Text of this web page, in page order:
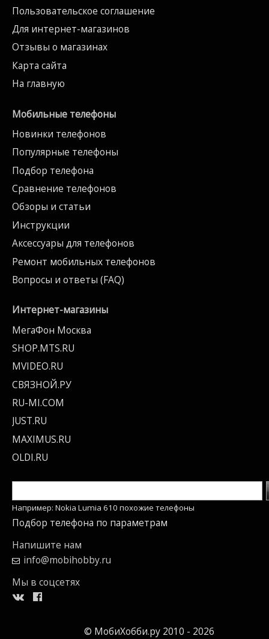
Пользовательское соглашение
Для интернет-магазинов
Отзывы о магазинах
Карта сайта
На главную
Мобильные телефоны
Новинки телефонов
Популярные телефоны
Подбор телефона
Сравнение телефонов
Обзоры и статьи
Инструкции
Аксессуары для телефонов
Ремонт мобильных телефонов
Вопросы и ответы (FAQ)
Интернет-магазины
МегаФон Москва
SHOP.MTS.RU
MVIDEO.RU
СВЯЗНОЙ.РУ
RU-MI.COM
JUST.RU
MAXIMUS.RU
OLDI.RU
Например: Nokia Lumia 610 похожие телефоны
Подбор телефона по параметрам
Напишите нам
info@mobihobby.ru
Мы в соцсетях
© МобиХобби.ру 2010 - 2026